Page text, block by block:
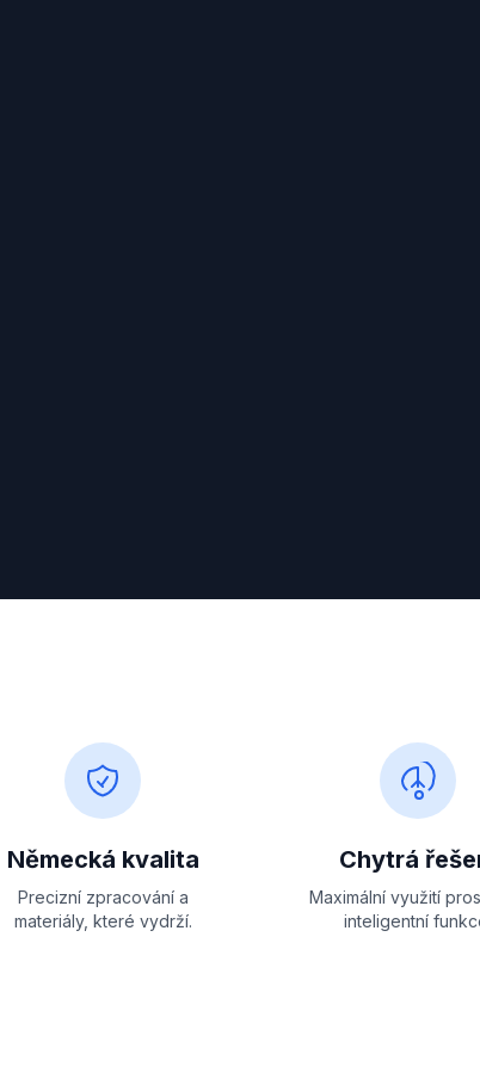
Německá kvalita
Precizní zpracování a
materiály, které vydrží.
Chytrá
Maximální využití
inteligentní